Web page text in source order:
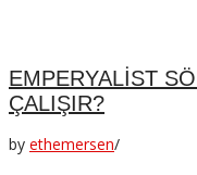
EMPERYALİST
ÇALIŞIR?
by ethemersen/